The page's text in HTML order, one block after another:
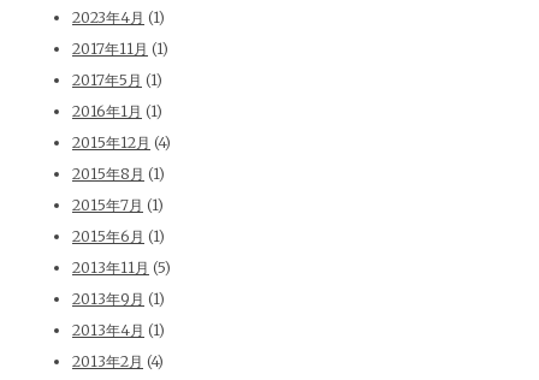
2023年4月 (1)
2017年11月 (1)
2017年5月 (1)
2016年1月 (1)
2015年12月 (4)
2015年8月 (1)
2015年7月 (1)
2015年6月 (1)
2013年11月 (5)
2013年9月 (1)
2013年4月 (1)
2013年2月 (4)